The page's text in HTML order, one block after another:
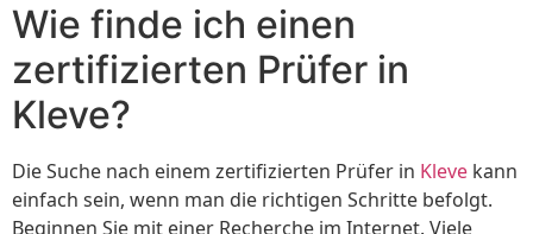
Wie finde ich einen
zertifizierten Prüfer in
Kleve?
Die Suche nach einem zertifizierten Prüfer in Kleve kann
einfach sein, wenn man die richtigen Schritte befolgt.
Beginnen Sie mit einer Recherche im Internet. Viele